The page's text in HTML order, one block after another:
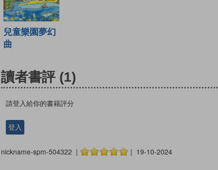
兒童樂園夢幻
曲
讀者書評 (1)
請登入給你的書籍評分
登入
nickname-spm-504322 | | 19-10-2024